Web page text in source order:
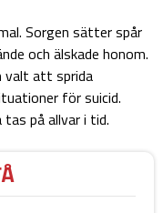
Sorgen sätter spår
och älskade honom.
valt att sprida
för suicid.
på allvar i tid.